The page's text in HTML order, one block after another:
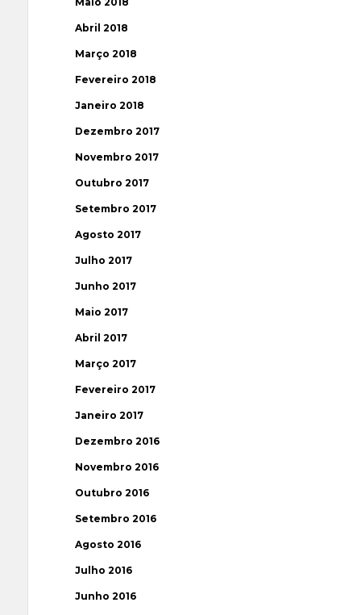
Abril 2018
Março 2018
Fevereiro 2018
Janeiro 2018
Dezembro 2017
Novembro 2017
Outubro 2017
Setembro 2017
Agosto 2017
Julho 2017
Junho 2017
Maio 2017
Abril 2017
Março 2017
Fevereiro 2017
Janeiro 2017
Dezembro 2016
Novembro 2016
Outubro 2016
Setembro 2016
Agosto 2016
Julho 2016
Junho 2016